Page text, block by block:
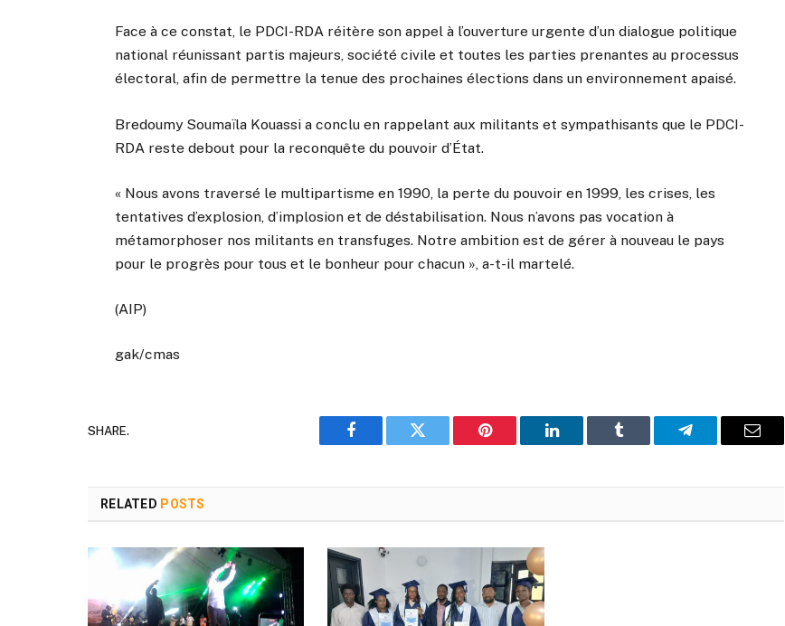
Face à ce constat, le PDCI-RDA réitère son appel à l’ouverture urgente d’un dialogue politique
national réunissant partis majeurs, société civile et toutes les parties prenantes au processus
électoral, afin de permettre la tenue des prochaines élections dans un environnement apaisé.
Bredoumy Soumaïla Kouassi a conclu en rappelant aux militants et sympathisants que le PDCI-
RDA reste debout pour la reconquête du pouvoir d’État.
« Nous avons traversé le multipartisme en 1990, la perte du pouvoir en 1999, les crises, les
tentatives d’explosion, d’implosion et de déstabilisation. Nous n’avons pas vocation à
métamorphoser nos militants en transfuges. Notre ambition est de gérer à nouveau le pays
pour le progrès pour tous et le bonheur pour chacun », a-t-il martelé.
(AIP)
gak/cmas
SHARE.
Facebook Twitter Pinterest LinkedIn Tumblr Telegram Email
RELATED POSTS